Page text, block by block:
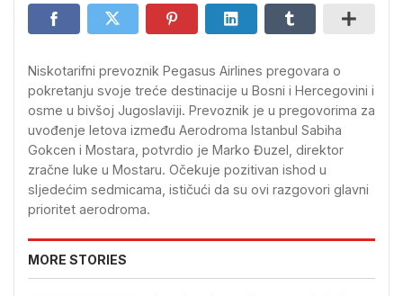
Niskotarifni prevoznik Pegasus Airlines pregovara o
pokretanju svoje treće destinacije u Bosni i Hercegovini i
osme u bivšoj Jugoslaviji. Prevoznik je u pregovorima za
uvođenje letova između Aerodroma Istanbul Sabiha
Gokcen i Mostara, potvrdio je Marko Đuzel, direktor
zračne luke u Mostaru. Očekuje pozitivan ishod u
sljedećim sedmicama, ističući da su ovi razgovori glavni
prioritet aerodroma.
MORE STORIES